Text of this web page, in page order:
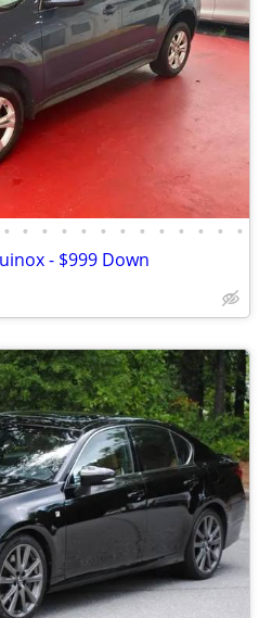
• • • • • • • • • • • • •
- $999 Down